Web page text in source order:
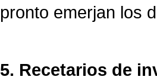
pronto emerjan los
5. Recetarios de